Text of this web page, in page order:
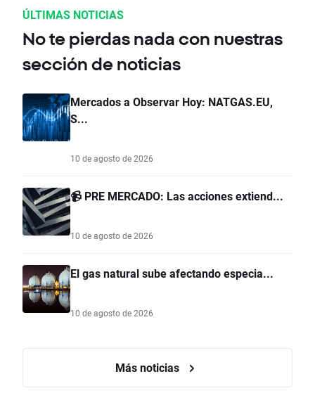
ÚLTIMAS NOTICIAS
No te pierdas nada con nuestras
sección de noticias
Mercados a Observar Hoy: NATGAS.EU,
S...
10 de agosto de 2026
📹 PRE MERCADO: Las acciones extiend...
10 de agosto de 2026
El gas natural sube afectando especia...
10 de agosto de 2026
Más noticias